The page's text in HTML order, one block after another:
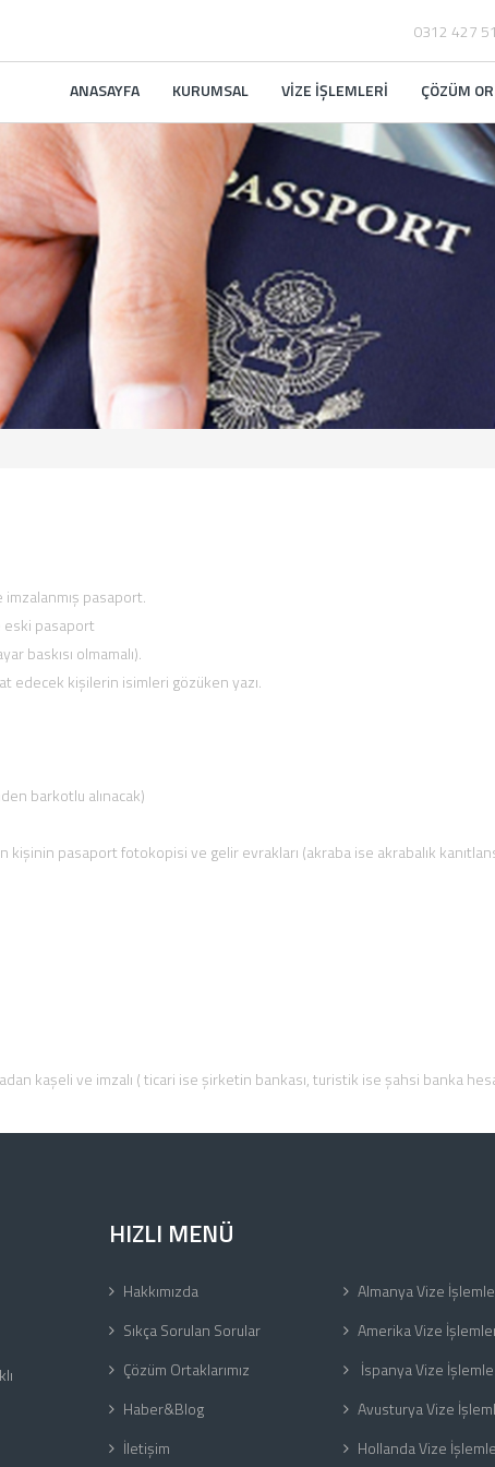
ANASAYFA KURUMSAL VİZE İŞLEMLERİ ÇÖZÜM
0312 427
pasaport.
eski pasaport
baskısı olmamalı).
edecek kişilerin isimleri gözüken yazı.
barkotlu alınacak)
pasaport fotokopisi ve gelir evrakları (akraba ise akrabalık
kaşeli ve imzalı ( ticari ise şirketin bankası, turistik ise şahsi banka
HIZLI MENÜ
Hakkımızda
Sıkça Sorulan Sorular
Çözüm Ortaklarımız
Haber&Blog
İletişim
Almanya Vize
Amerika Vize
İspanya Vize
Avusturya Vize
Hollanda Vize